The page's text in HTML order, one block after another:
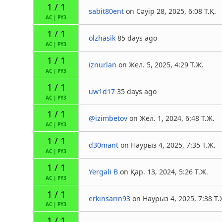
1 / 1
AC PY3
sabit80ent on Сәуір 28, 2025, 6:08 Т.Қ.
1 / 1
AC PY3
olzhasik 85 days ago
1 / 1
AC | PY3
iznurlan on Жел. 5, 2025, 4:29 Т.Ж.
1 / 1
AC | PY3
uw1d17 35 days ago
1 / 1
AC | PY3
@izimbetov on Жел. 1, 2024, 6:48 Т.Ж.
1 / 1
AC | PY3
d30mant on Наурыз 4, 2025, 7:35 Т.Ж.
1 / 1
AC | PY3
Yergali B on Қар. 13, 2024, 5:26 Т.Ж.
1 / 1
AC PY3
erkinsarin93 on Наурыз 4, 2025, 7:38